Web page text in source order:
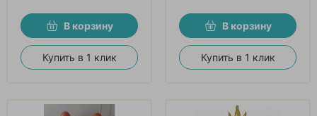
В корзину
Купить в 1 клик
В корзину
Купить в 1 клик